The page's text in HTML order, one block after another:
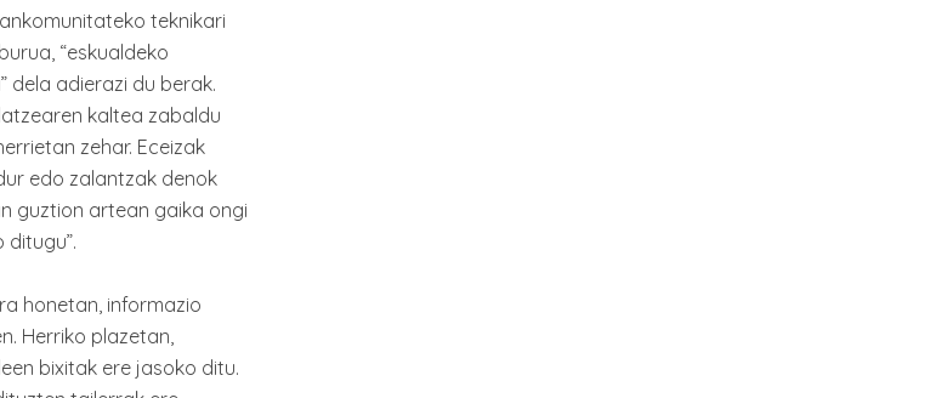
teknikari
“eskualdeko
dela adierazi du berak.
kaltea zabaldu
zehar. Eceizak
edo zalantzak denok
guztion artean gaika ongi
honetan, informazio
Herriko plazetan,
bixitak ere jasoko ditu.